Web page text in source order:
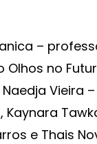
–
no
Vieira
Kaynara
e Thais